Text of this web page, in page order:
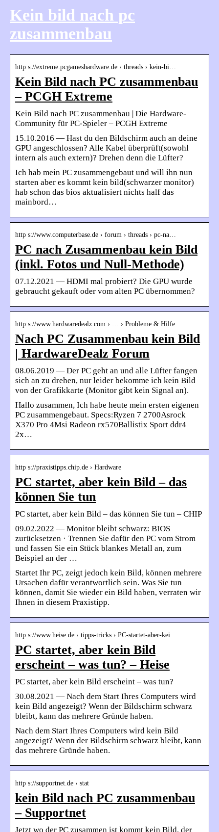
Kein bild nach pc
zusammenbau
http s://extreme.pcgameshardware.de › threads › kein-bi…
Kein Bild nach PC zusammenbau
– PCGH Extreme
Kein Bild nach PC zusammenbau | Die Hardware-
Community für PC-Spieler – PCGH Extreme
15.10.2016 — Hast du den Bildschirm auch an deine
GPU angeschlossen? Alle Kabel überprüft(sowohl
intern als auch extern)? Drehen denn die Lüfter?
Ich hab mein PC zusammengebaut und will ihn nun
starten aber es kommt kein bild(schwarzer monitor)
hab schon das bios aktualisiert nichts half das
mainbord…
http s://www.computerbase.de › forum › threads › pc-na…
PC nach Zusammenbau kein Bild
(inkl. Fotos und Null-Methode)
07.12.2021 — HDMI mal probiert? Die GPU wurde
gebraucht gekauft oder vom alten PC übernommen?
http s://www.hardwaredealz.com › … › Probleme & Hilfe
Nach PC Zusammenbau kein Bild
| HardwareDealz Forum
08.06.2019 — Der PC geht an und alle Lüfter fangen
sich an zu drehen, nur leider bekomme ich kein Bild
von der Grafikkarte (Monitor gibt kein Signal an).
Hallo zusammen, Ich habe heute mein ersten eigenen
PC zusammengebaut. Specs:Ryzen 7 2700Asrock
X370 Pro 4Msi Radeon rx570Ballistix Sport ddr4
2x…
http s://praxistipps.chip.de › Hardware
PC startet, aber kein Bild – das
können Sie tun
PC startet, aber kein Bild – das können Sie tun – CHIP
09.02.2022 — Monitor bleibt schwarz: BIOS
zurücksetzen · Trennen Sie dafür den PC vom Strom
und fassen Sie ein Stück blankes Metall an, zum
Beispiel an der …
Startet Ihr PC, zeigt jedoch kein Bild, können mehrere
Ursachen dafür verantwortlich sein. Was Sie tun
können, damit Sie wieder ein Bild haben, verraten wir
Ihnen in diesem Praxistipp.
http s://www.heise.de › tipps-tricks › PC-startet-aber-kei…
PC startet, aber kein Bild
erscheint – was tun? – Heise
PC startet, aber kein Bild erscheint – was tun?
30.08.2021 — Nach dem Start Ihres Computers wird
kein Bild angezeigt? Wenn der Bildschirm schwarz
bleibt, kann das mehrere Gründe haben.​
Nach dem Start Ihres Computers wird kein Bild
angezeigt? Wenn der Bildschirm schwarz bleibt, kann
das mehrere Gründe haben.​
http s://supportnet.de › stat
kein Bild nach PC zusammenbau
– Supportnet
Jetzt wo der PC zusammen ist kommt kein Bild, der